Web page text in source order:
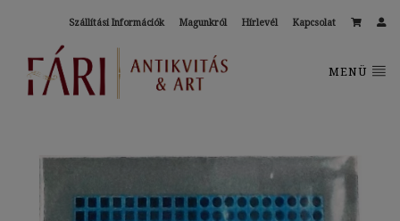
Szállítási Információk Magunkról Hírlevél Kapcsolat
MENÜ